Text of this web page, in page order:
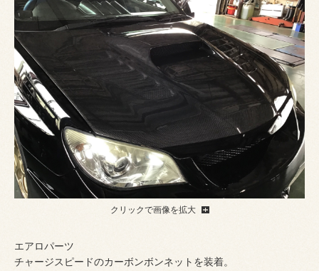
クリックで画像を拡大
エアロパーツ
チャージスピードのカーボンボンネットを装着。